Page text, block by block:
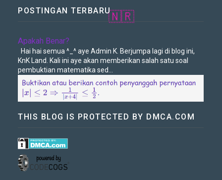
POSTINGAN TERBARU
Apakah Benar?
Hai hai semua ^_^ aye Admin K. Berjumpa lagi di blog ini,
KnK Land. Kali ini aye akan memberikan salah satu soal
pembuktian matematika sed...
THIS BLOG IS PROTECTED BY DMCA.COM